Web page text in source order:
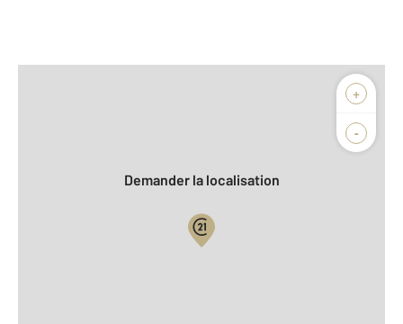
+
-
Biens vendus
Demander la localisation